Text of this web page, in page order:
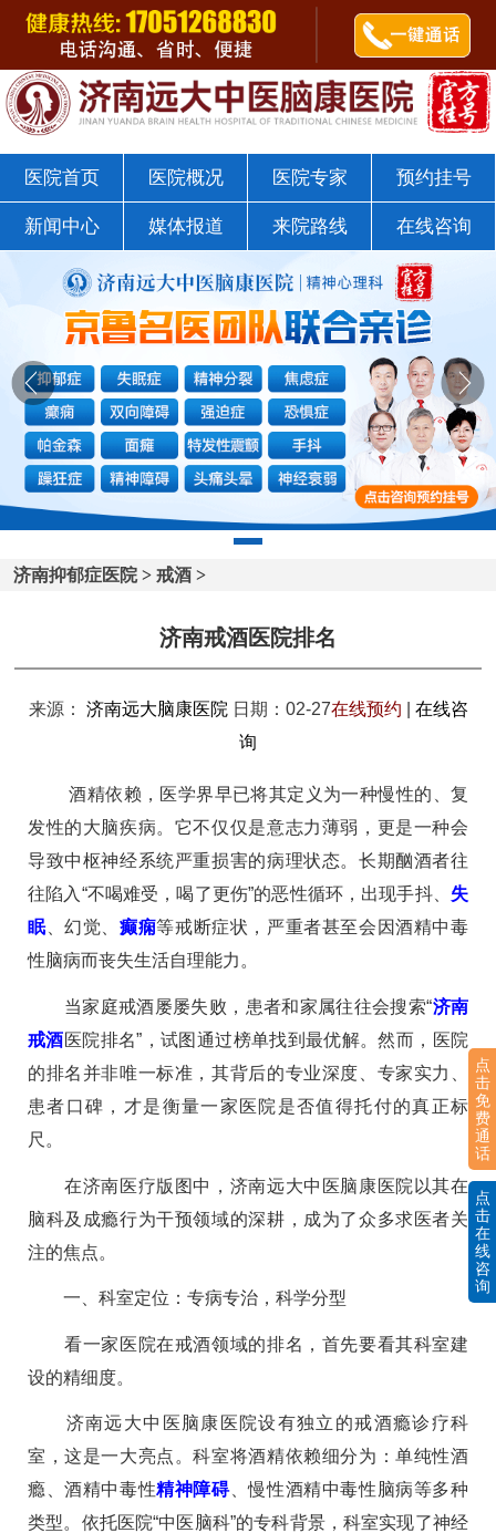
医院首页 医院概况 医院专家 预约挂号
新闻中心 媒体报道 来院路线 在线咨询
济南抑郁症医院> 戒酒>
济南戒酒医院排名
来源： 济南远大脑康医院 日期：02-27在线预约
在线咨
询
酒精依赖，医学界早已将其定义为一种慢性的、复
发性的大脑疾病。它不仅仅是意志力薄弱，更是一种会
导致中枢神经系统严重损害的病理状态。长期酗酒者往
往陷入“不喝难受，喝了更伤”的恶性循环，出现手抖、 失
眠、幻觉、癫痫等戒断症状，严重者甚至会因酒精中毒
性脑病而丧失生活自理能力。
当家庭戒酒屡屡失败，患者和家属往往会搜索“济南
戒酒医院排名”，试图通过榜单找到最优解。然而，医院
的排名并非唯一标准，其背后的专业深度、专家实力、
患者口碑，才是衡量一家医院是否值得托付的真正标
尺。
在济南医疗版图中，济南远大中医脑康医院以其在
脑科及成瘾行为干预领域的深耕，成为了众多求医者关
注的焦点。
一、科室定位：专病专治，科学分型
看一家医院在戒酒领域的排名，首先要看其科室建
设的精细度。
济南远大中医脑康医院设有独立的戒酒瘾诊疗科
室，这是一大亮点。科室将酒精依赖细分为：单纯性酒
瘾、酒精中毒性精神障碍、慢性酒精中毒性脑病等多种
类型。依托医院“中医脑科”的专科背景，科室实现了神经
郭树杰医师
济南远大中医脑康医院戒瘾科
点击咨询
点
击
免
费
通
话
点
击
在
线
咨
询